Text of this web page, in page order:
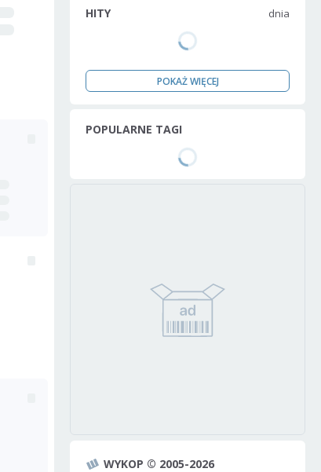
HITY dnia
POKAŻ WIĘCEJ
POPULARNE TAGI
WYKOP © 2005-2026